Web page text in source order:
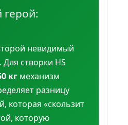
невидимый
створки HS
кг механизм
разницу
которая «скользит
которую